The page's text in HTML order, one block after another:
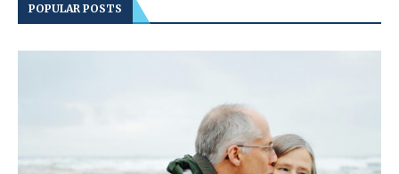
POPULAR POSTS